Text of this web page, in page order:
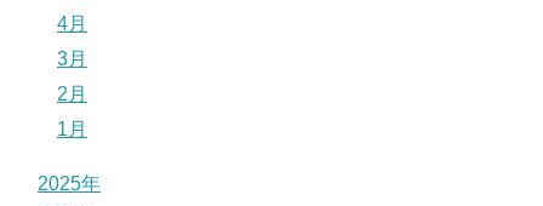
4月
3月
2月
1月
2025年